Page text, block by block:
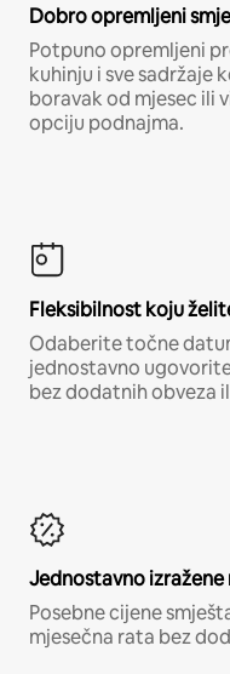
Dobro opremljeni
Potpuno opremljeni
kuhinju i sve sadržaje
boravak od mjesec ili
opciju podnajma.
Fleksibilnost koju
Odaberite točne
jednostavno
bez dodatnih obveza
Jednostavno izražene
Posebne cijene
mjesečna rata bez